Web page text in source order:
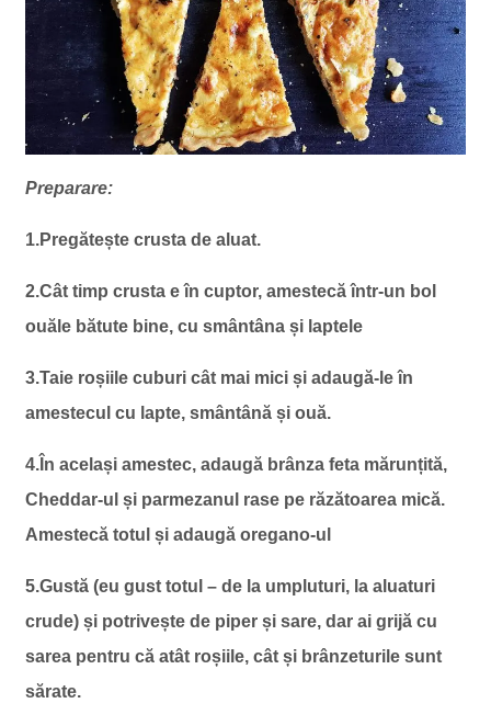
Preparare:
1.Pregătește crusta de aluat.
2.Cât timp crusta e în cuptor, amestecă într-un bol
ouăle bătute bine, cu smântâna și laptele
3.Taie roșiile cuburi cât mai mici și adaugă-le în
amestecul cu lapte, smântână și ouă.
4.În același amestec, adaugă brânza feta mărunțită,
Cheddar-ul și parmezanul rase pe răzătoarea mică.
Amestecă totul și adaugă oregano-ul
5.Gustă (eu gust totul – de la umpluturi, la aluaturi
crude) și potrivește de piper și sare, dar ai grijă cu
sarea pentru că atât roșiile, cât și brânzeturile sunt
sărate.